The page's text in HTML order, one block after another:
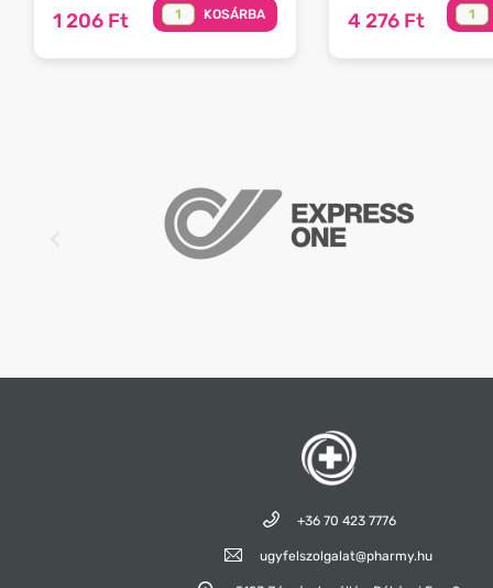
1 206 Ft KOSÁRBA 4 276 Ft
+36 70 423 7776
ugyfelszolgalat@pharmy.hu